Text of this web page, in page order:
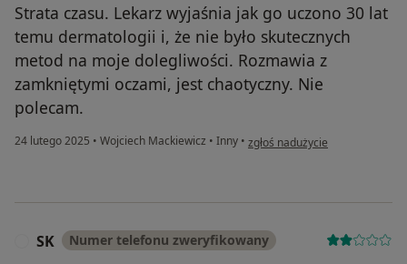
Strata czasu. Lekarz wyjaśnia jak go uczono 30 lat
temu dermatologii i, że nie było skutecznych
metod na moje dolegliwości. Rozmawia z
zamkniętymi oczami, jest chaotyczny. Nie
polecam.
24 lutego 2025 • Wojciech Mackiewicz • Inny • w opinii użytkownika Karol
zgłoś nadużycie
SK Numer telefonu zweryfikowany